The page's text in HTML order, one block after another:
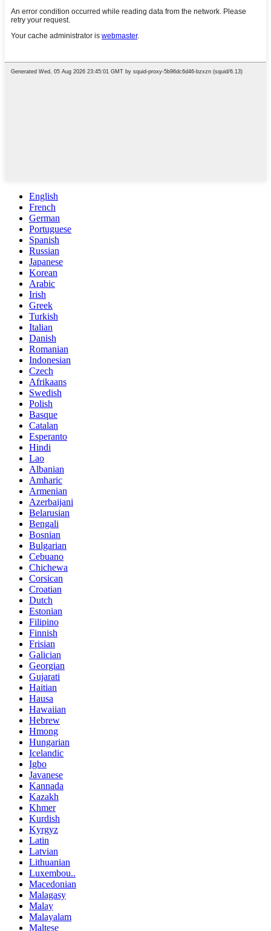
English
French
German
Portuguese
Spanish
Russian
Japanese
Korean
Arabic
Irish
Greek
Turkish
Italian
Danish
Romanian
Indonesian
Czech
Afrikaans
Swedish
Polish
Basque
Catalan
Esperanto
Hindi
Lao
Albanian
Amharic
Armenian
Azerbaijani
Belarusian
Bengali
Bosnian
Bulgarian
Cebuano
Chichewa
Corsican
Croatian
Dutch
Estonian
Filipino
Finnish
Frisian
Galician
Georgian
Gujarati
Haitian
Hausa
Hawaiian
Hebrew
Hmong
Hungarian
Icelandic
Igbo
Javanese
Kannada
Kazakh
Khmer
Kurdish
Kyrgyz
Latin
Latvian
Lithuanian
Luxembou..
Macedonian
Malagasy
Malay
Malayalam
Maltese